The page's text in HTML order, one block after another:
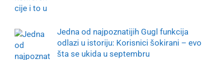
Jedna od najpoznatijih Gugl funkcija
odlazi u istoriju: Korisnici šokirani – evo
šta se ukida u septembru